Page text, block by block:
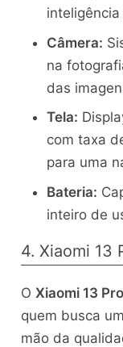
Câmera:
na
das
Tela:
com taxa
para uma
Bateria:
inteiro de
4. Xiaomi 13
O Xiaomi 13 Pro
quem busca
mão da